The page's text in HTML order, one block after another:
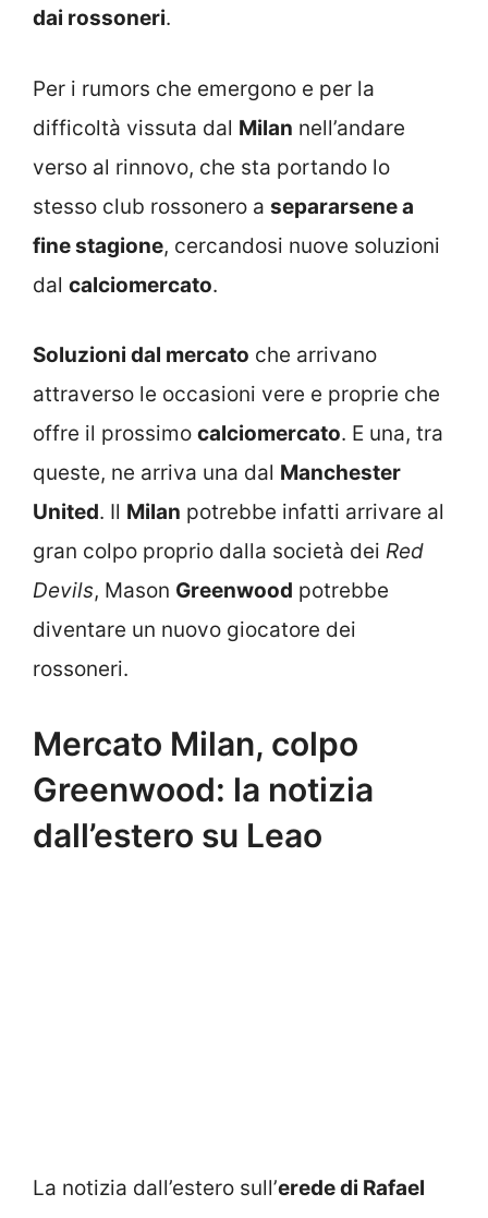
dai rossoneri.
Per i rumors che emergono e per la
difficoltà vissuta dal Milan nell’andare
verso al rinnovo, che sta portando lo
stesso club rossonero a separarsene a
fine stagione, cercandosi nuove soluzioni
dal calciomercato.
Soluzioni dal mercato che arrivano
attraverso le occasioni vere e proprie che
offre il prossimo calciomercato. E una, tra
queste, ne arriva una dal Manchester
United. Il Milan potrebbe infatti arrivare al
gran colpo proprio dalla società dei Red
Devils, Mason Greenwood potrebbe
diventare un nuovo giocatore dei
rossoneri.
Mercato Milan, colpo
Greenwood: la notizia
dall’estero su Leao
La notizia dall’estero sull’erede di Rafael